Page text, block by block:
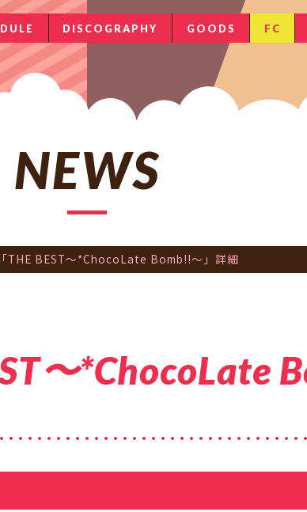
DISCOGRAPHY GOODS FC
NEWS
THE BEST〜*ChocoLate Bomb!!〜」詳細
〜*ChocoLate